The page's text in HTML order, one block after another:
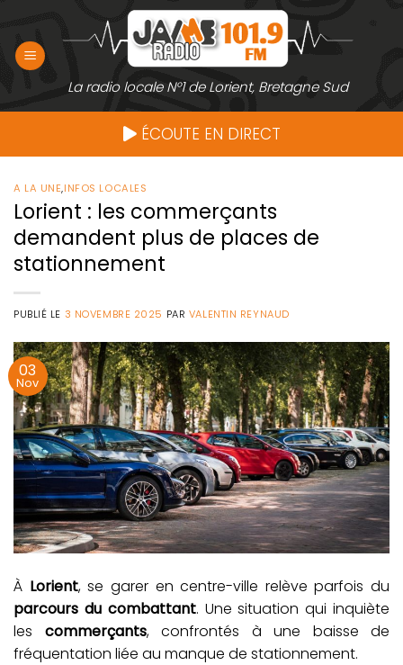
contenu
La radio locale N°1 de Lorient, Bretagne Sud
ÉCOUTE EN DIRECT
A LA UNE,INFOS LOCALES
Lorient : les commerçants
demandent plus de places de
stationnement
PUBLIÉ LE 3 NOVEMBRE 2025 PAR VALENTIN REYNAUD
03
Nov
À Lorient, se garer en centre-ville relève parfois du
parcours du combattant. Une situation qui inquiète
les commerçants, confrontés à une baisse de
fréquentation liée au manque de stationnement.